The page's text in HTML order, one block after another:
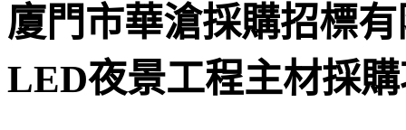
廈門市華滄採購招標
LED夜景工程主材採